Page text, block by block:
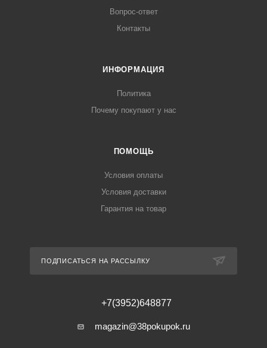
Вопрос-ответ
Контакты
ИНФОРМАЦИЯ
Политика
Почему покупают у нас
ПОМОЩЬ
Условия оплаты
Условия доставки
Гарантия на товар
ПОДПИСАТЬСЯ НА РАССЫЛКУ
+7(3952)648877
magazin@38pokupok.ru